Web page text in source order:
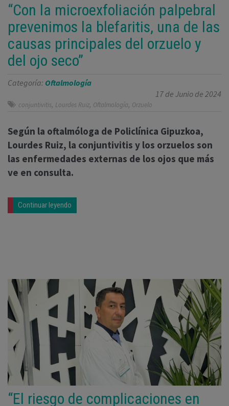
“Con la microexfoliación palpebral
prevenimos la blefaritis, una de las
causas principales del orzuelo y
del ojo seco”
Categoría: Oftalmología
17 de Junio de 2024
conjuntivitis, Lourdes Ruiz, Oftalmología, Orzuelo
Según la oftalmóloga de Policlínica Gipuzkoa,
Lourdes Ruiz, la conjuntivitis y los orzuelos son
las enfermedades externas de los ojos que más
ve en consulta.
Continuar leyendo
“El riesgo de complicaciones en